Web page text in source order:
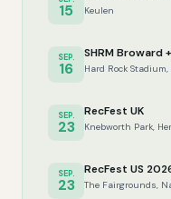
15 Keulen
SEP.
16
SHRM Broward
Hard Rock
SEP.
23
RecFest UK
Knebworth Park,
SEP.
23
RecFest US
The Fairgrounds,